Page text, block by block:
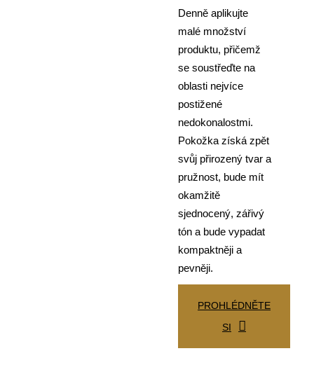
Denně aplikujte
malé množství
produktu, přičemž
se soustřeďte na
oblasti nejvíce
postižené
nedokonalostmi.
Pokožka získá zpět
svůj přirozený tvar a
pružnost, bude mít
okamžitě
sjednocený, zářivý
tón a bude vypadat
kompaktněji a
pevněji.
PROHLÉDNĚTE
SI